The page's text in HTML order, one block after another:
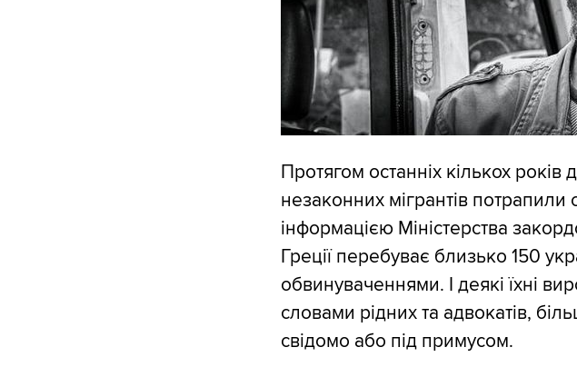
Протягом останніх кількох
незаконних мігрантів потрапили
інформацією Міністерства
Греції перебуває близько 150
обвинуваченнями. І деякі їхні
словами рідних та адвокатів,
свідомо або під примусом.